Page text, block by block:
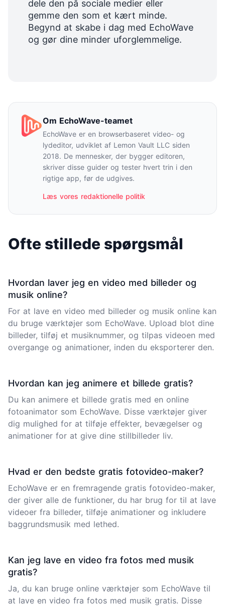
dele den på sociale medier eller
gemme den som et kært minde.
Begynd at skabe i dag med EchoWave
og gør dine minder uforglemmelige.
Om EchoWave-teamet
EchoWave er en browserbaseret video- og
lydeditor, udviklet af Lemon Vault LLC siden
2018. De mennesker, der bygger editoren,
skriver disse guider og tester hvert trin i den
rigtige app, før de udgives.
Læs vores redaktionelle politik
Ofte stillede spørgsmål
Hvordan laver jeg en video med billeder og
musik online?
For at lave en video med billeder og musik online kan
du bruge værktøjer som EchoWave. Upload blot dine
billeder, tilføj et musiknummer, og tilpas videoen med
overgange og animationer, inden du eksporterer den.
Hvordan kan jeg animere et billede gratis?
Du kan animere et billede gratis med en online
fotoanimator som EchoWave. Disse værktøjer giver
dig mulighed for at tilføje effekter, bevægelser og
animationer for at give dine stillbilleder liv.
Hvad er den bedste gratis fotovideo-maker?
EchoWave er en fremragende gratis fotovideo-maker,
der giver alle de funktioner, du har brug for til at lave
videoer fra billeder, tilføje animationer og inkludere
baggrundsmusik med lethed.
Kan jeg lave en video fra fotos med musik
gratis?
Ja, du kan bruge online værktøjer som EchoWave til
at lave en video fra fotos med musik gratis. Disse